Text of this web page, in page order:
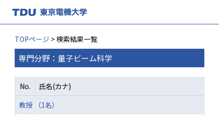
TOPページ > 検索結果一覧
専門分野：量子ビーム科学
No.
氏名(カナ)
教授 （1名）